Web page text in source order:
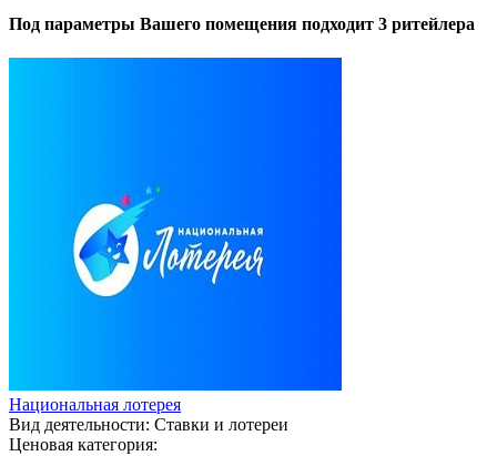
Под параметры Вашего помещения подходит 3 ритейлера
Национальная лотерея
Вид деятельности: Ставки и лотереи
Ценовая категория: